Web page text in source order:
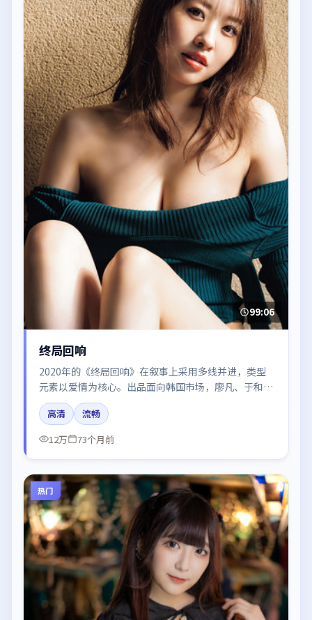
99:06
终局回响
2020年的《终局回响》在叙事上采用多线并进，类型
元素以爱情为核心。出品面向韩国市场，廖凡、于和
伟、沈腾、胡歌、周迅所饰角色推动关键反转，结尾留
白引发讨论。
高清
流畅
12万
73个月前
热门